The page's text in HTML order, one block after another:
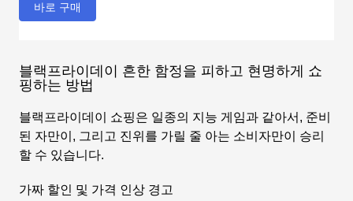
바로 구매
블랙프라이데이 흔한 함정을 피하고 현명하게 쇼
핑하는 방법
블랙프라이데이 쇼핑은 일종의 지능 게임과 같아서, 준비
된 자만이, 그리고 진위를 가릴 줄 아는 소비자만이 승리
할 수 있습니다.
가짜 할인 및 가격 인상 경고